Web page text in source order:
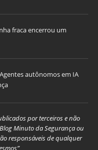
fraca encerrou um
Agentes autônomos em IA
por terceiros e não
Minuto da Segurança ou
responsáveis de qualquer